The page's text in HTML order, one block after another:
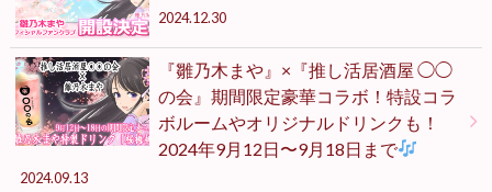
2024.12.30
『雛乃木まや』×『推し活居酒屋 ◯◯
の会』期間限定豪華コラボ！特設コラ
ボルームやオリジナルドリンクも！
2024年9月12日〜9月18日まで
2024.09.13